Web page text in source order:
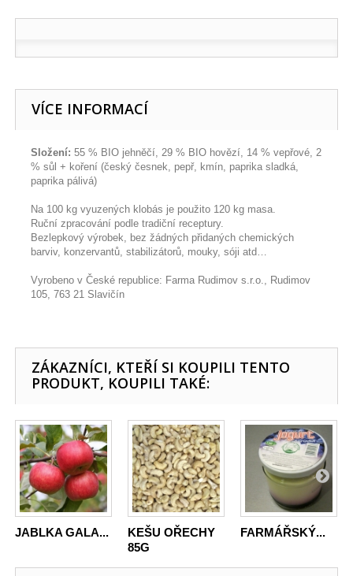
VÍCE INFORMACÍ
Složení: 55 % BIO jehněčí, 29 % BIO hovězí, 14 % vepřové, 2
% sůl + koření (český česnek, pepř, kmín, paprika sladká,
paprika pálivá)
Na 100 kg vyuzených klobás je použito 120 kg masa.
Ruční zpracování podle tradiční receptury.
Bezlepkový výrobek, bez žádných přidaných chemických
barviv, konzervantů, stabilizátorů, mouky, sóji atd…
Vyrobeno v České republice: Farma Rudimov s.r.o., Rudimov
105, 763 21 Slavičín
ZÁKAZNÍCI, KTEŘÍ SI KOUPILI TENTO
PRODUKT, KOUPILI TAKÉ:
JABLKA GALA...
KEŠU OŘECHY
85G
FARMÁŘSKÝ...